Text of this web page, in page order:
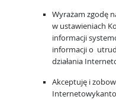
Wyrażam zgodę
w ustawieniach
informacji
informacji o
działania
Akceptuję i